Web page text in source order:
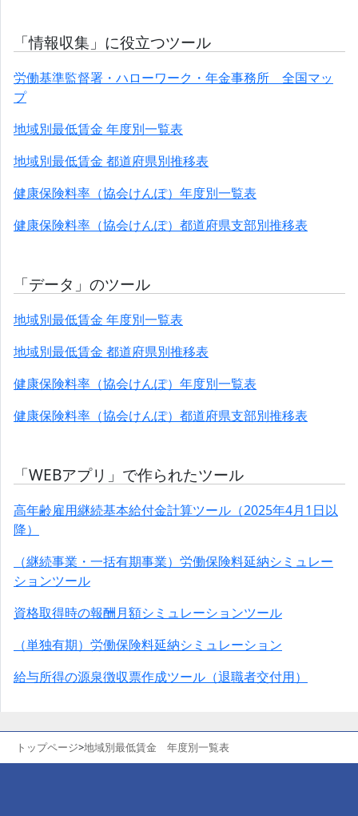
「情報収集」に役立つツール
労働基準監督署・ハローワーク・年金事務所 全国マッ
プ
地域別最低賃金 年度別一覧表
地域別最低賃金 都道府県別推移表
健康保険料率（協会けんぽ）年度別一覧表
健康保険料率（協会けんぽ）都道府県支部別推移表
「データ」のツール
地域別最低賃金 年度別一覧表
地域別最低賃金 都道府県別推移表
健康保険料率（協会けんぽ）年度別一覧表
健康保険料率（協会けんぽ）都道府県支部別推移表
「WEBアプリ」で作られたツール
高年齢雇用継続基本給付金計算ツール（2025年4月1日以
降）
（継続事業・一括有期事業）労働保険料延納シミュレー
ションツール
資格取得時の報酬月額シミュレーションツール
（単独有期）労働保険料延納シミュレーション
給与所得の源泉徴収票作成ツール（退職者交付用）
トップページ>地域別最低賃金 年度別一覧表